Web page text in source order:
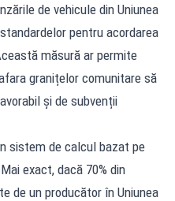
de vehicule din Uniunea
pentru acordarea
măsură ar permite
granițelor comunitare să
și de subvenții
sistem de calcul bazat pe
exact, dacă 70% din
de un producător în Uniunea